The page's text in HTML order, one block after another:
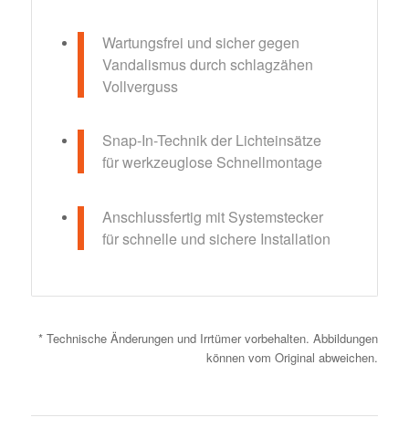
Wartungsfrei und sicher gegen
Vandalismus durch schlagzähen
Vollverguss
Snap-In-Technik der Lichteinsätze
für werkzeuglose Schnellmontage
Anschlussfertig mit Systemstecker
für schnelle und sichere Installation
* Technische Änderungen und Irrtümer vorbehalten. Abbildungen
können vom Original abweichen.